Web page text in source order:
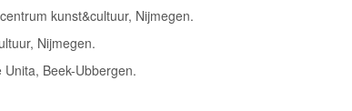
kunst&cultuur, Nijmegen.
Nijmegen.
Beek-Ubbergen.